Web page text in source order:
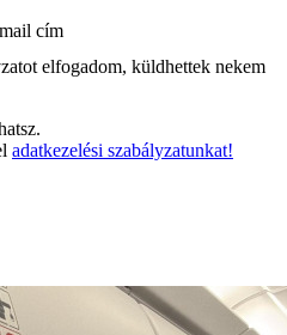
cím
elfogadom, küldhettek nekem
adatkezelési szabályzatunkat!